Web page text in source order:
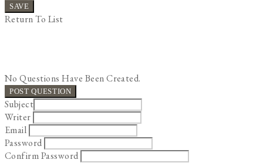
SAVE
Return To List
No Questions Have Been Created.
POST QUESTION
Subject
Writer
Email
Password
Confirm Password